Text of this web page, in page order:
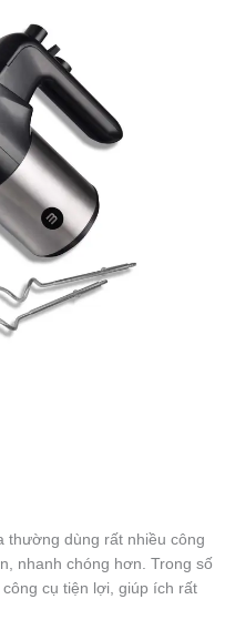
thường dùng rất nhiều công
nhanh chóng hơn. Trong số
cụ tiện lợi, giúp ích rất